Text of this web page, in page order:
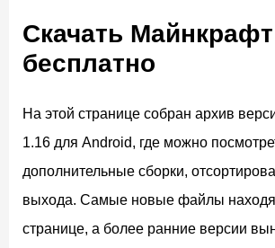
Скачать
бесплатно
На этой странице собран архив
1.16 для Android, где можно
дополнительные сборки,
выхода. Самые новые файлы
странице, а более ранние версии